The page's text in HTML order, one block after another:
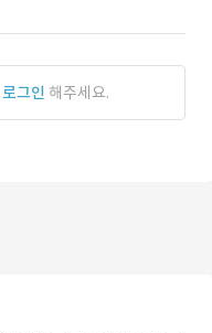
로그인 해주세요.